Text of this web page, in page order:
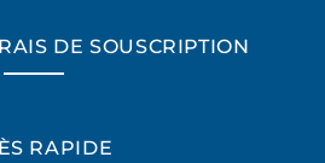
DE SOUSCRIPTION
RAPIDE